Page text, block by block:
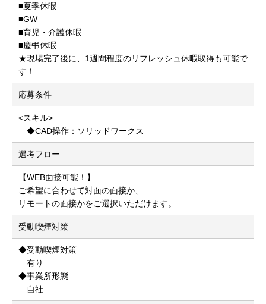
■夏季休暇
■GW
■育児・介護休暇
■慶弔休暇
★現場完了後に、1週間程度のリフレッシュ休暇取得も可能で
す！
応募条件
<スキル>
◆CAD操作：ソリッドワークス
選考フロー
【WEB面接可能！】
ご希望に合わせて対面の面接か、
リモートの面接かをご選択いただけます。
受動喫煙対策
◆受動喫煙対策
有り
◆事業所形態
自社